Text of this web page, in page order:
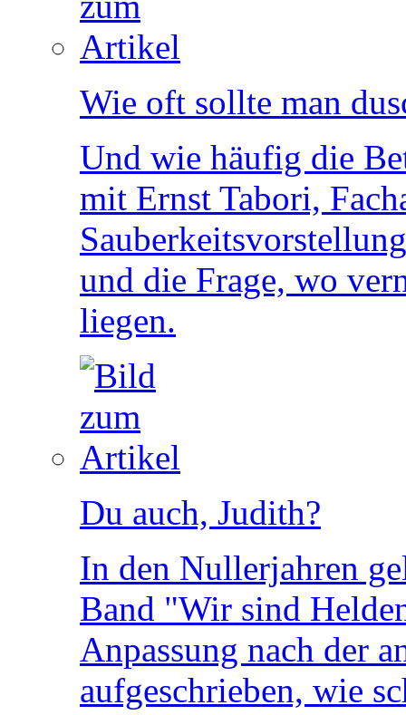
Wie oft sollte man
Und wie häufig die
mit Ernst Tabori,
und die Frage, wo
liegen.
Du auch, Judith?
In den Nullerjahren
Band "Wir sind
Anpassung nach der
aufgeschrieben, wie